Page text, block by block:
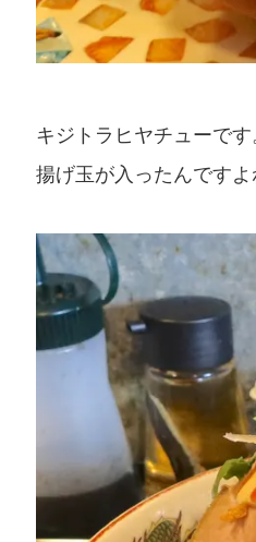
キジトラヒヤチューで
揚げ玉が入ったんです